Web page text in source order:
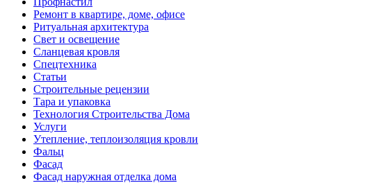
Ремонт в квартире, доме, офисе
Ритуальная архитектура
Свет и освещение
Сланцевая кровля
Спецтехника
Статьи
Строительные рецензии
Тара и упаковка
Технология Строительства Дома
Услуги
Утепление, теплоизоляция кровли
Фальц
Фасад
Фасад наружная отделка дома